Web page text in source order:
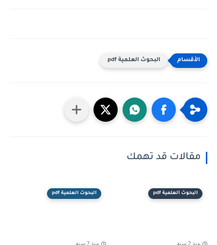
البحوث العلمية pdf
مقالات قد تهمك
البحوث العلمية pdf البحوث العلمية pdf